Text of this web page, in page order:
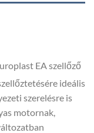
EA szellőző
ideális
szerelésre is
motornak,